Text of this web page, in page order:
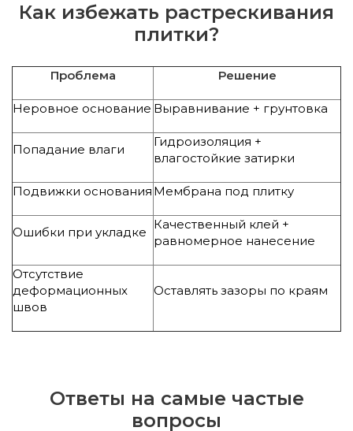
Как избежать растрескивания
плитки?
Проблема Решение
Неровное основание Выравнивание + грунтовка
Попадание влаги
Гидроизоляция +
влагостойкие затирки
Подвижки основания Мембрана под плитку
Ошибки при укладке
Качественный клей +
равномерное нанесение
Отсутствие
деформационных
швов
Оставлять зазоры по краям
Ответы на самые частые
вопросы